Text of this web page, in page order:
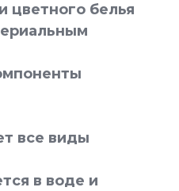
цветного белья
все виды
в воде и